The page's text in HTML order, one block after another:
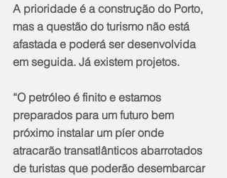
A prioridade é a construção do Porto,
mas a questão do turismo não está
afastada e poderá ser desenvolvida
em seguida. Já existem projetos.
“O petróleo é finito e estamos
preparados para um futuro bem
próximo instalar um píer onde
atracarão transatlânticos abarrotados
de turistas que poderão desembarcar